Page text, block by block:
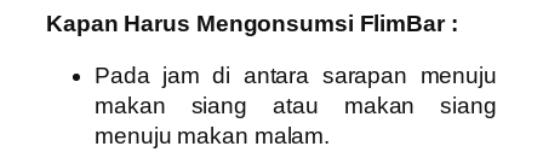
Kapan Harus Mengonsumsi FlimBar :
Pada jam di antara sarapan menuju
makan siang atau makan siang
menuju makan malam.